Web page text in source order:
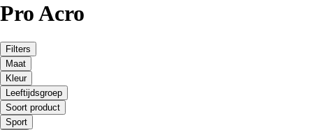
Pro Acro
Filters
Maat
Kleur
Leeftijdsgroep
Soort product
Sport